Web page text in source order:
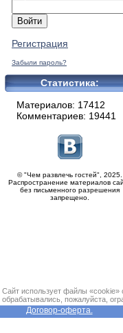
Регистрация
Забыли пароль?
Статистика:
Материалов: 17412
Комментариев: 19441
© "Чем развлечь гостей", 2025.
Распространение материалов
без письменного разрешения
запрещено.
Сайт использует файлы «cookie»
обрабатывались, пожалуйста,
Договор-оферта.